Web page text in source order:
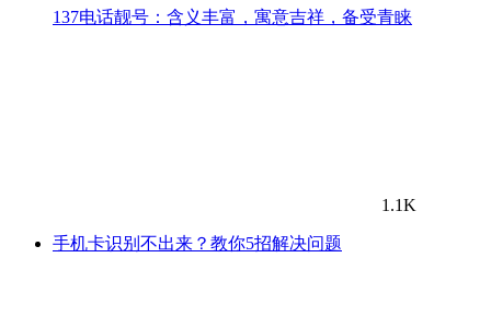
137电话靓号：含义丰富，寓意吉祥，备受青睐
1.1K
手机卡识别不出来？教你5招解决问题